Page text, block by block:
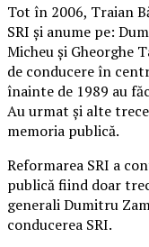
Tot în 2006, Traian
SRI şi anume pe:
Micheu şi Gheorghe
de conducere în
înainte de 1989 au
Au urmat şi alte
memoria publică.
Reformarea SRI a
publică fiind doar
generali Dumitru
conducerea SRI.